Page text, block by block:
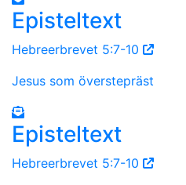
Episteltext
Hebreerbrevet 5:7-10
Jesus som överstepräst
Episteltext
Hebreerbrevet 5:7-10